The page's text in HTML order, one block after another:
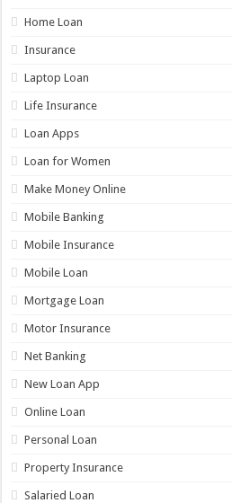
Home Loan
Insurance
Laptop Loan
Life Insurance
Loan Apps
Loan for Women
Make Money Online
Mobile Banking
Mobile Insurance
Mobile Loan
Mortgage Loan
Motor Insurance
Net Banking
New Loan App
Online Loan
Personal Loan
Property Insurance
Salaried Loan